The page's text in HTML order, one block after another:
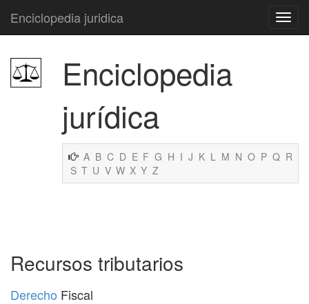
Enciclopedia juridica
Enciclopedia
jurídica
A B C D E F G H I J K L M N O P Q R
S T U V W X Y Z
Recursos tributarios
Derecho Fiscal